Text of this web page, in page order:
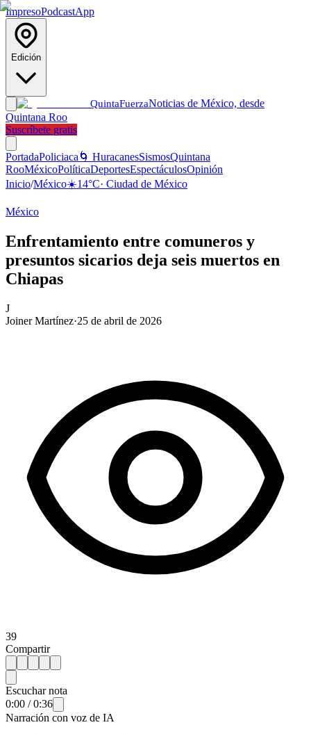
ImpresoPodcastApp
Edición
QuintaFuerzaNoticias de México, desde
Quintana Roo
Suscríbete gratis
PortadaPoliciaca 🌀 HuracanesSismosQuintana
RooMéxicoPolíticaDeportesEspectáculosOpinión
Inicio/México☀️14°C· Ciudad de México
México
Enfrentamiento entre comuneros y
presuntos sicarios deja seis muertos en
Chiapas
J
Joiner Martínez·25 de abril de 2026
39
Compartir
Escuchar nota
0:00 /0:36
Narración con voz de IA